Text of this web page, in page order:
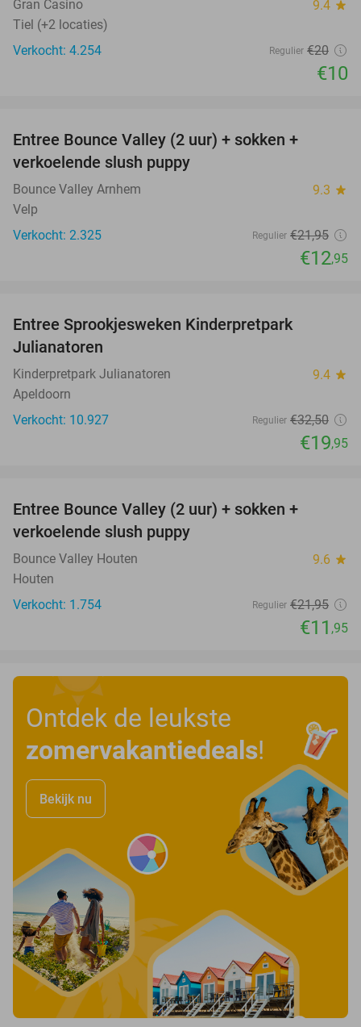
Gran Casino 9.4 star
Tiel (+2 locaties)
Verkocht: 4.254
Regulier €20
€10
Entree Bounce Valley (2 uur) + sokken +
verkoelende slush puppy
Bounce Valley Arnhem 9.3 star
Velp
Verkocht: 2.325
Regulier €21,95
€12,95
Entree Sprookjesweken Kinderpretpark
Julianatoren
Kinderpretpark Julianatoren 9.4 star
Apeldoorn
Verkocht: 10.927
Regulier €32,50
€19,95
Entree Bounce Valley (2 uur) + sokken +
verkoelende slush puppy
Bounce Valley Houten 9.6 star
Houten
Verkocht: 1.754
Regulier €21,95
€11 ,95
Ontdek de leukste
zomervakantiedeals!
Bekijk nu